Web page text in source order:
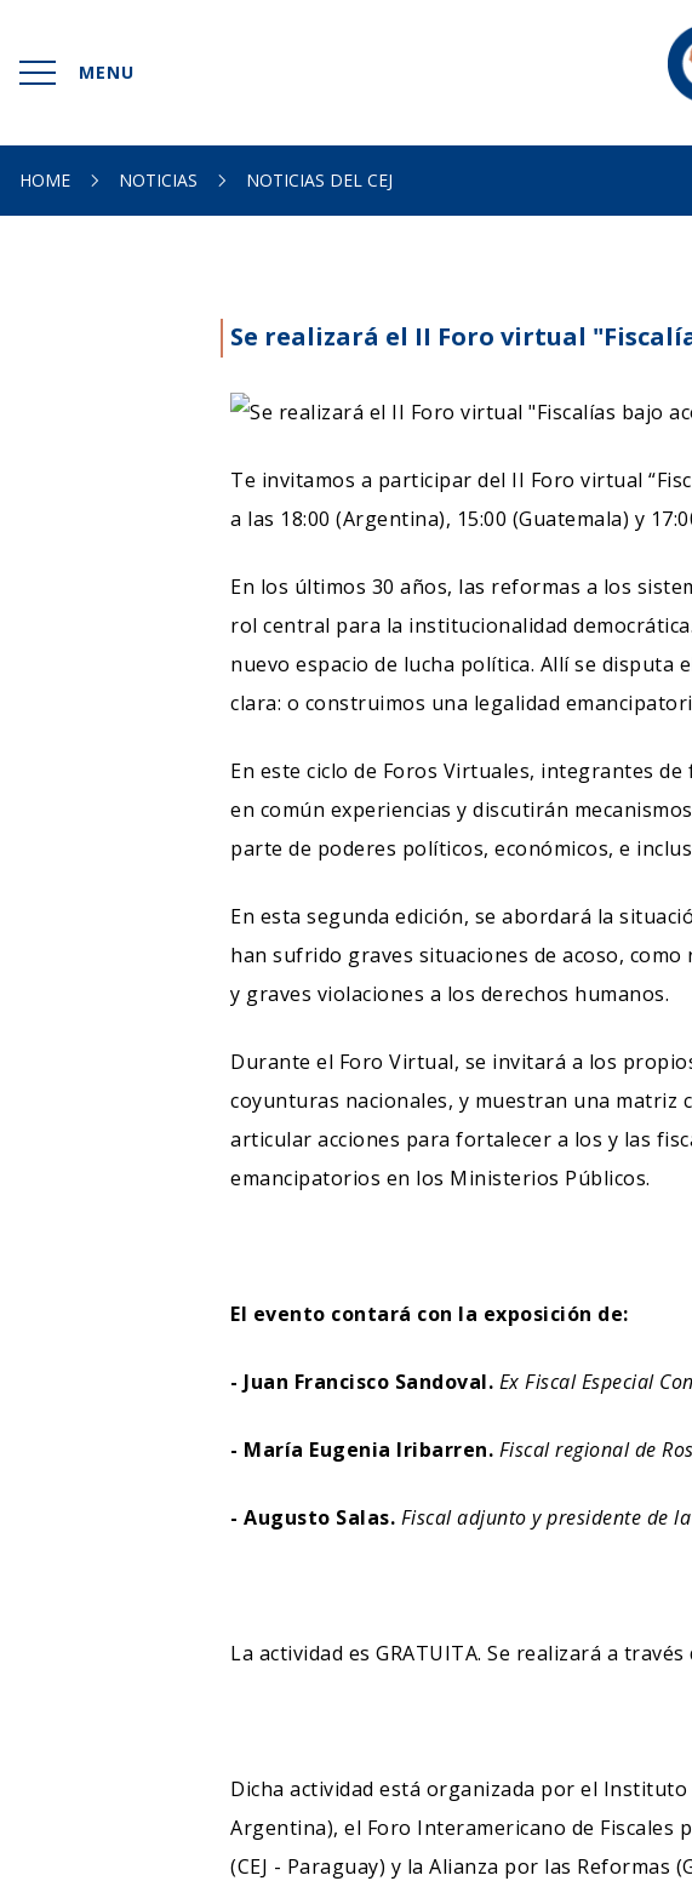
MENU
INICIO
SOMOS
HACEMOS
NOTICIAS
CONTACTO
NUESTRA
William Richardson Nº
Barrio Vista Alegre.
HOME NOTICIAS NOTICIAS DEL CEJ
Se realizará el II Foro virtual
Te invitamos a participar del II Foro virtual
a las 18:00 (Argentina), 15:00 (Guatemala) y
En los últimos 30 años, las reformas a los
rol central para la institucionalidad
nuevo espacio de lucha política. Allí se disputa
clara: o construimos una legalidad
En este ciclo de Foros Virtuales, integrantes
en común experiencias y discutirán
parte de poderes políticos, económicos, e
En esta segunda edición, se abordará la
han sufrido graves situaciones de acoso,
y graves violaciones a los derechos humanos.
Durante el Foro Virtual, se invitará a los
coyunturas nacionales, y muestran una matriz
articular acciones para fortalecer a los y las
emancipatorios en los Ministerios Públicos.
El evento contará con la exposición de:
- Juan Francisco Sandoval. Ex Fiscal Especial
- María Eugenia Iribarren. Fiscal regional de
- Augusto Salas. Fiscal adjunto y presidente de
La actividad es GRATUITA. Se realizará a
Dicha actividad está organizada por el Instituto
Argentina), el Foro Interamericano de Fiscales
(CEJ - Paraguay) y la Alianza por las Reformas